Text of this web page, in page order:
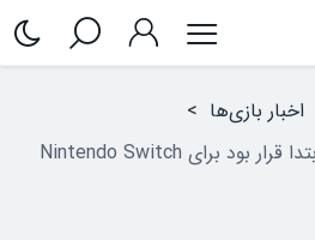
اخبار بازی‌ها >
بازی Mario Kart World ابتدا قرار بود برای Nintendo Switch